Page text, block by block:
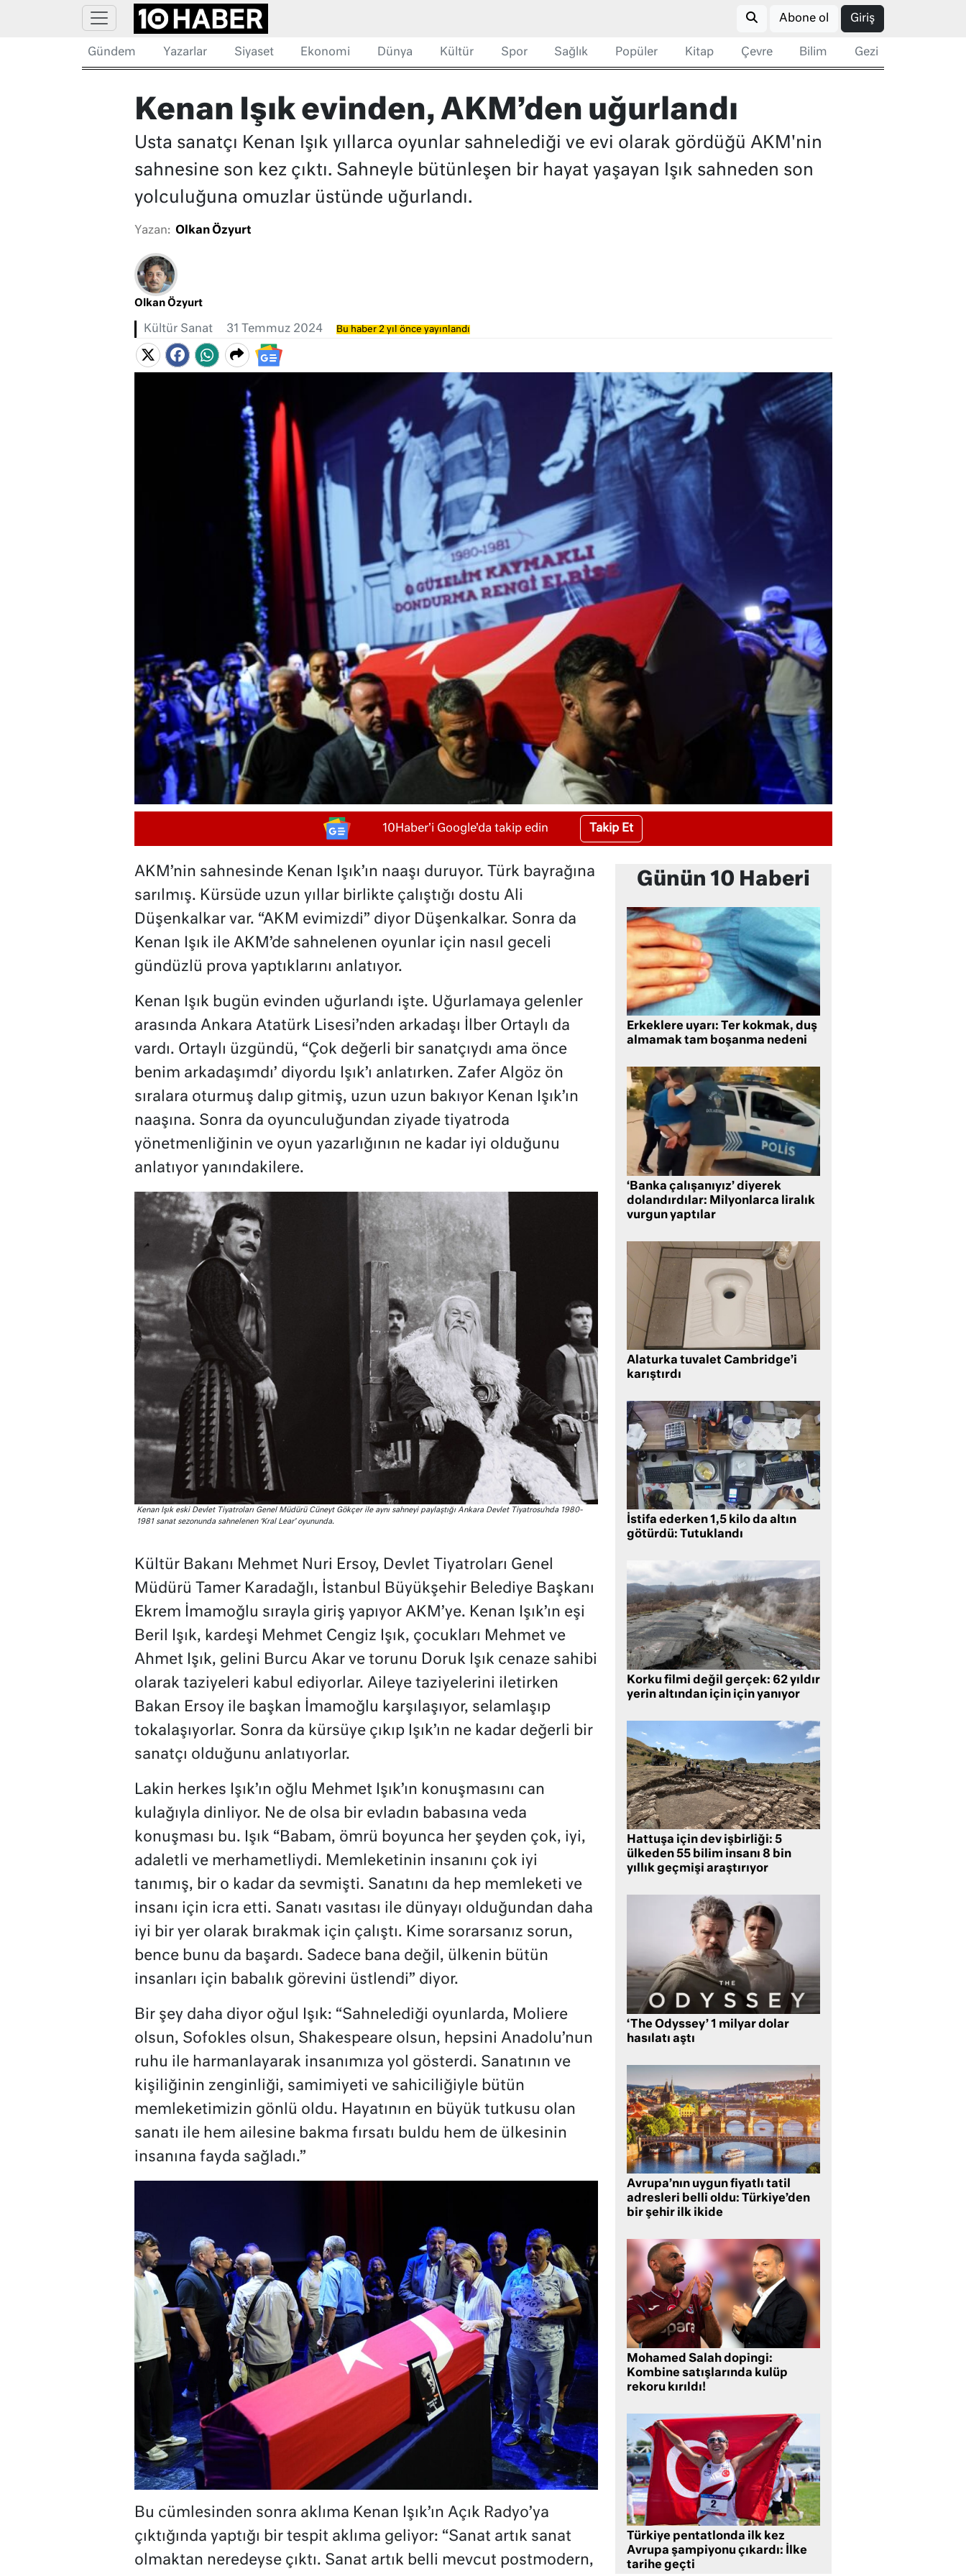
Abone ol Giriş
Gündem Yazarlar Siyaset Ekonomi Dünya Kültür Spor Sağlık Popüler Kitap Çevre Bilim Gezi
Kenan Işık evinden, AKM’den uğurlandı
Usta sanatçı Kenan Işık yıllarca oyunlar sahnelediği ve evi olarak gördüğü AKM'nin
sahnesine son kez çıktı. Sahneyle bütünleşen bir hayat yaşayan Işık sahneden son
yolculuğuna omuzlar üstünde uğurlandı.
Yazan: Olkan Özyurt
Olkan Özyurt
Kültür Sanat 31 Temmuz 2024 Bu haber 2 yıl önce yayınlandı
10Haber'i Google'da takip edin Takip Et
AKM’nin sahnesinde Kenan Işık’ın naaşı duruyor. Türk bayrağına
sarılmış. Kürsüde uzun yıllar birlikte çalıştığı dostu Ali
Düşenkalkar var. “AKM evimizdi” diyor Düşenkalkar. Sonra da
Kenan Işık ile AKM’de sahnelenen oyunlar için nasıl geceli
gündüzlü prova yaptıklarını anlatıyor.
Kenan Işık bugün evinden uğurlandı işte. Uğurlamaya gelenler
arasında Ankara Atatürk Lisesi’nden arkadaşı İlber Ortaylı da
vardı. Ortaylı üzgündü, “Çok değerli bir sanatçıydı ama önce
benim arkadaşımdı’ diyordu Işık’ı anlatırken. Zafer Algöz ön
sıralara oturmuş dalıp gitmiş, uzun uzun bakıyor Kenan Işık’ın
naaşına. Sonra da oyunculuğundan ziyade tiyatroda
yönetmenliğinin ve oyun yazarlığının ne kadar iyi olduğunu
anlatıyor yanındakilere.
Kenan Işık eski Devlet Tiyatroları Genel Müdürü Cüneyt Gökçer ile aynı sahneyi paylaştığı Ankara Devlet Tiyatrosu’nda 1980-
1981 sanat sezonunda sahnelenen ‘Kral Lear’ oyununda.
Kültür Bakanı Mehmet Nuri Ersoy, Devlet Tiyatroları Genel
Müdürü Tamer Karadağlı, İstanbul Büyükşehir Belediye Başkanı
Ekrem İmamoğlu sırayla giriş yapıyor AKM’ye. Kenan Işık’ın eşi
Beril Işık, kardeşi Mehmet Cengiz Işık, çocukları Mehmet ve
Ahmet Işık, gelini Burcu Akar ve torunu Doruk Işık cenaze sahibi
olarak taziyeleri kabul ediyorlar. Aileye taziyelerini iletirken
Bakan Ersoy ile başkan İmamoğlu karşılaşıyor, selamlaşıp
tokalaşıyorlar. Sonra da kürsüye çıkıp Işık’ın ne kadar değerli bir
sanatçı olduğunu anlatıyorlar.
Lakin herkes Işık’ın oğlu Mehmet Işık’ın konuşmasını can
kulağıyla dinliyor. Ne de olsa bir evladın babasına veda
konuşması bu. Işık “Babam, ömrü boyunca her şeyden çok, iyi,
adaletli ve merhametliydi. Memleketinin insanını çok iyi
tanımış, bir o kadar da sevmişti. Sanatını da hep memleketi ve
insanı için icra etti. Sanatı vasıtası ile dünyayı olduğundan daha
iyi bir yer olarak bırakmak için çalıştı. Kime sorarsanız sorun,
bence bunu da başardı. Sadece bana değil, ülkenin bütün
insanları için babalık görevini üstlendi” diyor.
Bir şey daha diyor oğul Işık: “Sahnelediği oyunlarda, Moliere
olsun, Sofokles olsun, Shakespeare olsun, hepsini Anadolu’nun
ruhu ile harmanlayarak insanımıza yol gösterdi. Sanatının ve
kişiliğinin zenginliği, samimiyeti ve sahiciliğiyle bütün
memleketimizin gönlü oldu. Hayatının en büyük tutkusu olan
sanatı ile hem ailesine bakma fırsatı buldu hem de ülkesinin
insanına fayda sağladı.”
Bu cümlesinden sonra aklıma Kenan Işık’ın Açık Radyo’ya
çıktığında yaptığı bir tespit aklıma geliyor: “Sanat artık sanat
olmaktan neredeyse çıktı. Sanat artık belli mevcut postmodern,
Günün 10 Haberi
Erkeklere uyarı: Ter kokmak, duş
almamak tam boşanma nedeni
‘Banka çalışanıyız’ diyerek
dolandırdılar: Milyonlarca liralık
vurgun yaptılar
Alaturka tuvalet Cambridge’i
karıştırdı
İstifa ederken 1,5 kilo da altın
götürdü: Tutuklandı
Korku filmi değil gerçek: 62 yıldır
yerin altından için için yanıyor
Hattuşa için dev işbirliği: 5
ülkeden 55 bilim insanı 8 bin
yıllık geçmişi araştırıyor
‘The Odyssey’ 1 milyar dolar
hasılatı aştı
Avrupa’nın uygun fiyatlı tatil
adresleri belli oldu: Türkiye’den
bir şehir ilk ikide
Mohamed Salah dopingi:
Kombine satışlarında kulüp
rekoru kırıldı!
Türkiye pentatlonda ilk kez
Avrupa şampiyonu çıkardı: İlke
tarihe geçti